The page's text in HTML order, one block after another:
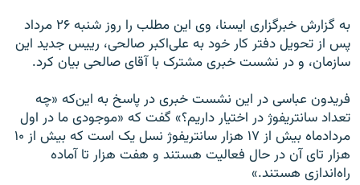
به گزارش خبرگزاری ایسنا، وی این مطلب را روز شنبه ۲۶ مرداد
پس از تحویل دفتر کار خود به علی‌اکبر صالحی، رییس جدید این
سازمان، و در نشست خبری مشترک با آقای صالحی بیان کرد.
فریدون عباسی در این نشست خبری در پاسخ به این‌که «چه
تعداد سانتریفوژ در اختیار داریم؟» گفت که «موجودی ما در اول
مردادماه بیش از ۱۷ هزار سانتریفوژ نسل یک است که بیش از ۱۰
هزار تای آن در حال فعالیت هستند و هفت هزار تا آماده
راه‌اندازی هستند.»